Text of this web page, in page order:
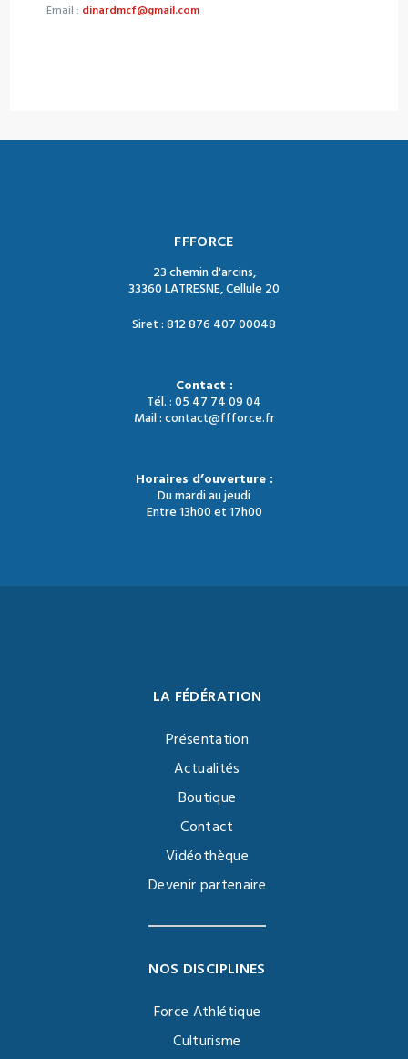
Email : dinardmcf@gmail.com
FFFORCE
23 chemin d'arcins,
33360 LATRESNE, Cellule 20
Siret : 812 876 407 00048
Contact :
Tél. : 05 47 74 09 04
Mail : contact@ffforce.fr
Horaires d’ouverture :
Du mardi au jeudi
Entre 13h00 et 17h00
LA FÉDÉRATION
Présentation
Actualités
Boutique
Contact
Vidéothèque
Devenir partenaire
NOS DISCIPLINES
Force Athlétique
Culturisme